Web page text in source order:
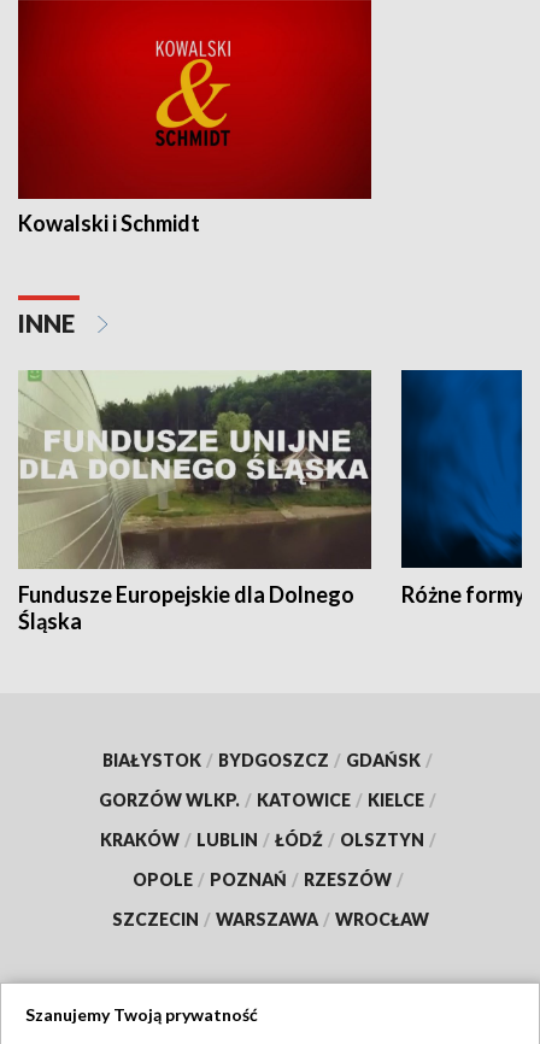
Kowalski i Schmidt
INNE
Fundusze Europejskie dla Dolnego
Śląska
Różne formy
BIAŁYSTOK / BYDGOSZCZ / GDAŃSK /
GORZÓW WLKP. / KATOWICE / KIELCE /
KRAKÓW / LUBLIN / ŁÓDŹ / OLSZTYN /
OPOLE / POZNAŃ / RZESZÓW /
SZCZECIN / WARSZAWA / WROCŁAW
Szanujemy Twoją prywatność